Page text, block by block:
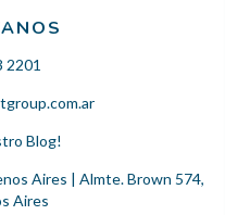
2201
Blog!
Aires | Almte. Brown 574,
Aires